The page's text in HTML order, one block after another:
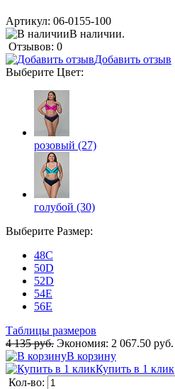
Артикул: 06-0155-100
В наличии.
Отзывов: 0
Добавить отзыв
Выберите Цвет:
розовый (27)
голубой (30)
Выберите Размер:
48C
50D
52D
54E
56E
Таблицы размеров
4 135 руб. Экономия: 2 067.50 руб.
В корзину
Купить в 1 клик
Кол-во: